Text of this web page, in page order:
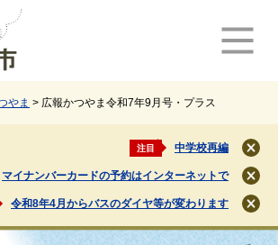
やま > 広報かつやま令和7年9月号・プラス
注目 中学校再編
閉
じ
る
マイナンバーカードの予約はインターネットで
閉
じ
る
令和8年4月からバスのダイヤ等が変わります
閉
じ